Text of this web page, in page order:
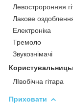
Левостроронняя
Лакове
Електроніка
Тремоло
Звукознімачі
ЛІвобічна гітара
Приховати